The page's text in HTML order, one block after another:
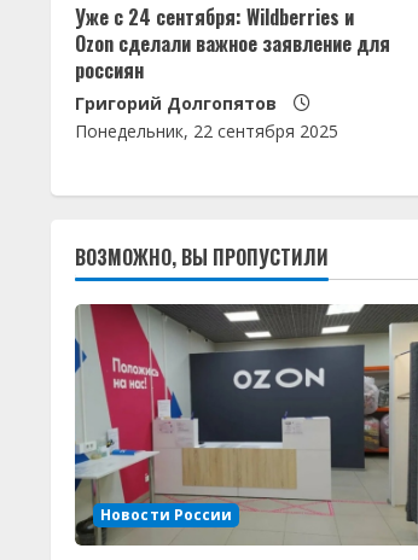
т
е
и
е
Уже с 24 сентября: Wildberries и
Ozon сделали важное заявление для
россиян
Григорий Долгопятов
Понедельник, 22 сентября 2025
ВОЗМОЖНО, ВЫ ПРОПУСТИЛИ
Новости России